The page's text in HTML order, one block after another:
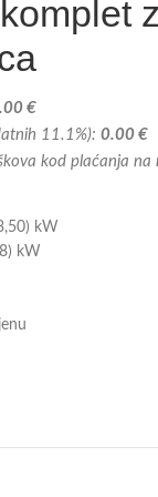
€
11.1%): 0.00 €
kod plaćanja na
kW
kW